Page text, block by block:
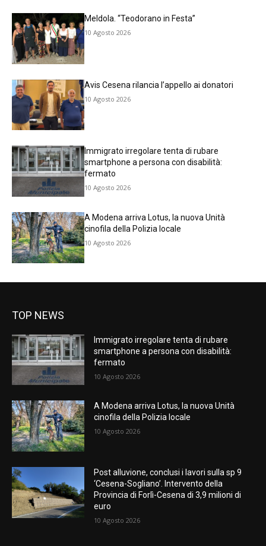
Meldola. “Teodorano in Festa”
10 Agosto 2026
Avis Cesena rilancia l’appello ai donatori
10 Agosto 2026
Immigrato irregolare tenta di rubare
smartphone a persona con disabilità:
fermato
10 Agosto 2026
A Modena arriva Lotus, la nuova Unità
cinofila della Polizia locale
10 Agosto 2026
TOP NEWS
Immigrato irregolare tenta di rubare
smartphone a persona con disabilità:
fermato
10 Agosto 2026
A Modena arriva Lotus, la nuova Unità
cinofila della Polizia locale
10 Agosto 2026
Post alluvione, conclusi i lavori sulla sp 9
‘Cesena-Sogliano’. Intervento della
Provincia di Forlì-Cesena di 3,9 milioni di
euro
10 Agosto 2026